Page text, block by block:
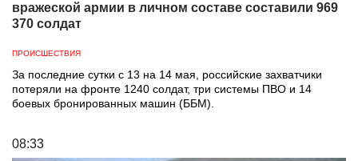
вражеской армии в личном составе составили 969
370 солдат
ПРОИСШЕСТВИЯ
За последние сутки с 13 на 14 мая, российские захватчики
потеряли на фронте 1240 солдат, три системы ПВО и 14
боевых бронированных машин (ББМ).
08:33